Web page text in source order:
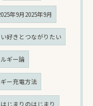
年9月2025年9月
好きとつながりたい
ギー論
ー充電方法
はじまりのはじまり